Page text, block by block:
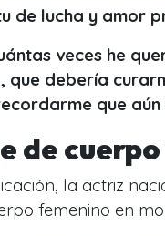
de lucha y amor
veces he
que debería
que
de
la actriz
femenino en